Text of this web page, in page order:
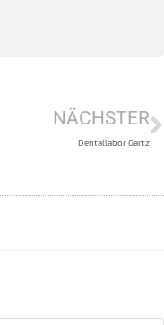
NÄCHSTER
Dentallabor Gartz